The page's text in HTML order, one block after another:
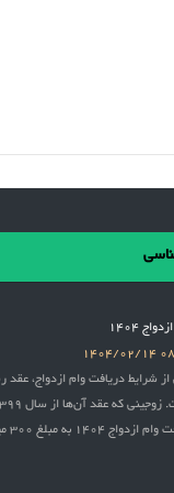
1404
1404/02/14
از شرایط دریافت وام ازدواج،